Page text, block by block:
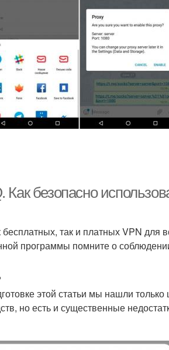
безопасно
так и платных VPN для
программы помните о
этой статьи мы нашли
но есть и существенные